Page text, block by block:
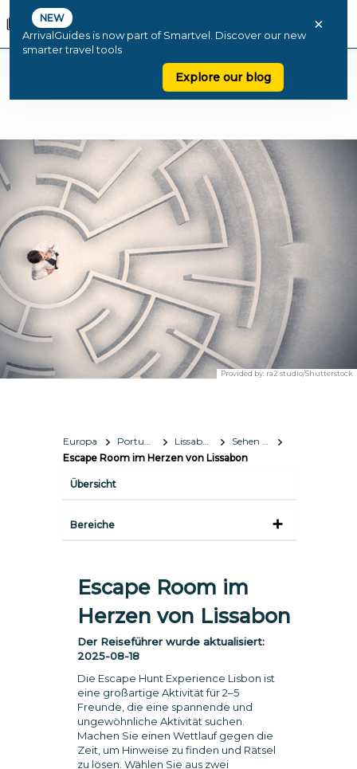
NEW
ArrivalGuides is now part of Smartvel. Discover our new
smarter travel tools
Explore our blog
×
Provided by: ra2 studio/Shutterstock
Europa Portugal Lissabon
Sehen & Erleben
Escape Room im Herzen von Lissabon
Übersicht
Bereiche
Escape Room im
Herzen von Lissabon
Der Reiseführer wurde aktualisiert:
2025-08-18
Die Escape Hunt Experience Lisbon ist
eine großartige Aktivität für 2–5
Freunde, die eine spannende und
ungewöhnliche Aktivität suchen.
Machen Sie einen Wettlauf gegen die
Zeit, um Hinweise zu finden und Rätsel
zu lösen. Wählen Sie aus zwei